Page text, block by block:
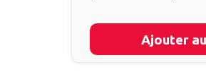
Ajouter